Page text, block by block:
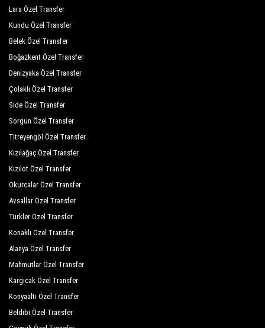
Kompleks Demirkaya
Larissa İnn Hotel
Las Palmeras Hotel
Lucida Beach Hotel
Naturland Aqua Resort
Naturland Vacation Club İn Eco Park
Oranj Ranch Hotel
Pine House Hotel
Robinson Club Çamyuva
Simena Hotel
Stardust Resort
Lara Özel Transfer
Kundu Özel Transfer
Belek Özel Transfer
Boğazkent Özel Transfer
Denizyaka Özel Transfer
Çolaklı Özel Transfer
Side Özel Transfer
Sorgun Özel Transfer
Titreyengöl Özel Transfer
Kızılağaç Özel Transfer
Kızılot Özel Transfer
Okurcalar Özel Transfer
Avsallar Özel Transfer
Türkler Özel Transfer
Konaklı Özel Transfer
Alanya Özel Transfer
Mahmutlar Özel Transfer
Kargıcak Özel Transfer
Konyaaltı Özel Transfer
Beldibi Özel Transfer